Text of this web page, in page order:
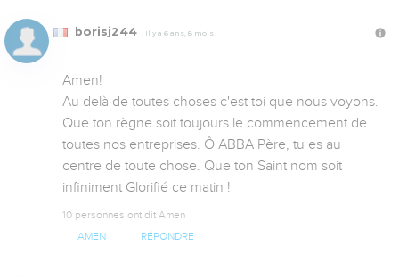
borisj244 Il y a 6 ans, 8 mois
Amen!
Au delà de toutes choses c'est toi que nous voyons.
Que ton règne soit toujours le commencement de
toutes nos entreprises. Ô ABBA Père, tu es au
centre de toute chose. Que ton Saint nom soit
infiniment Glorifié ce matin !
10 personnes ont dit Amen
AMEN RÉPONDRE